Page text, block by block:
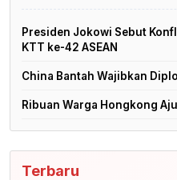
Presiden Jokowi Sebut
KTT ke-42 ASEAN
China Bantah Wajibkan
Ribuan Warga Hongkong
Terbaru